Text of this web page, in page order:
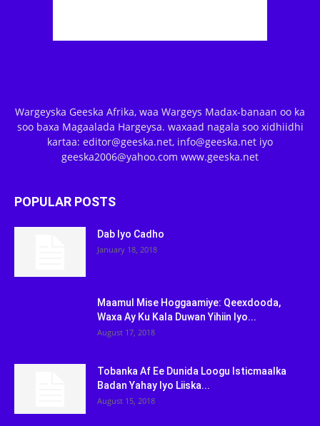
Wargeyska Geeska Afrika, waa Wargeys Madax-banaan oo ka
soo baxa Magaalada Hargeysa. waxaad nagala soo xidhiidhi
kartaa: editor@geeska.net, info@geeska.net iyo
geeska2006@yahoo.com www.geeska.net
POPULAR POSTS
Dab Iyo Cadho
January 18, 2018
Maamul Mise Hoggaamiye: Qeexdooda,
Waxa Ay Ku Kala Duwan Yihiin Iyo...
August 17, 2018
Tobanka Af Ee Dunida Loogu Isticmaalka
Badan Yahay Iyo Liiska...
August 15, 2018